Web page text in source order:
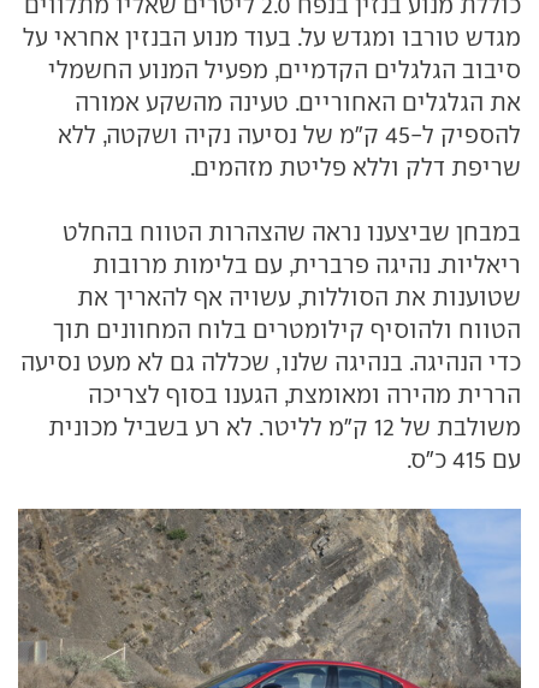
מגדש טורבו ומגדש על. בעוד מנוע הבנזין אחראי על
סיבוב הגלגלים הקדמיים, מפעיל המנוע החשמלי
את הגלגלים האחוריים. טעינה מהשקע אמורה
להספיק ל-45 ק"מ של נסיעה נקיה ושקטה, ללא
שריפת דלק וללא פליטת מזהמים.
במבחן שביצענו נראה שהצהרות הטווח בהחלט
ריאליות. נהיגה פרברית, עם בלימות מרובות
שטוענות את הסוללות, עשויה אף להאריך את
הטווח ולהוסיף קילומטרים בלוח המחוונים תוך
כדי הנהיגה. בנהיגה שלנו, שכללה גם לא מעט נסיעה
הררית מהירה ומאומצת, הגענו בסוף לצריכה
משולבת של 12 ק"מ לליטר. לא רע בשביל מכונית
עם 415 כ"ס.